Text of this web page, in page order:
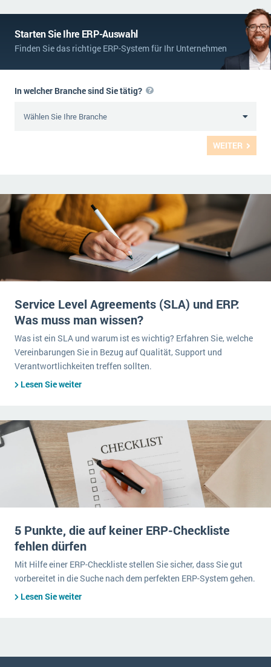
Starten Sie Ihre ERP-Auswahl
Finden Sie das richtige ERP-System für Ihr Unternehmen
WEITER
In welcher Branche sind Sie tätig?
Service Level Agreements (SLA) und ERP:
Was muss man wissen?
Was ist ein SLA und warum ist es wichtig? Erfahren Sie, welche
Vereinbarungen Sie in Bezug auf Qualität, Support und
Verantwortlichkeiten treffen sollten.
Lesen Sie weiter
5 Punkte, die auf keiner ERP-Checkliste
fehlen dürfen
Mit Hilfe einer ERP-Checkliste stellen Sie sicher, dass Sie gut
vorbereitet in die Suche nach dem perfekten ERP-System gehen.
Lesen Sie weiter